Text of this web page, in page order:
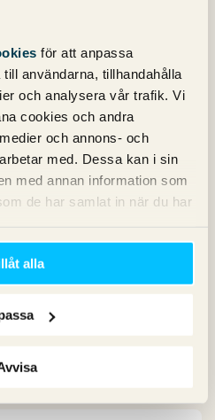
för att anpassa
användarna, tillhandahålla
och analysera vår trafik. Vi
cookies och andra
och annons- och
med. Dessa kan i sin
med annan information som
de har samlat in när du har
alla
Specialist
"Så optimerar du
Google
för Google Shopping -
Produktannonser -